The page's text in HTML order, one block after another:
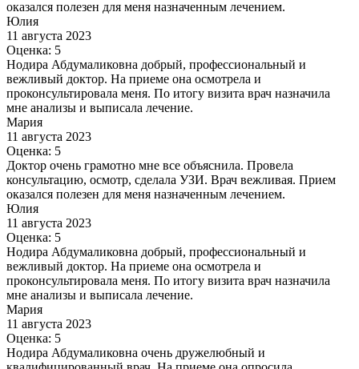
оказался полезен для меня назначенным лечением.
Юлия
11 августа 2023
Оценка: 5
Нодира Абдумаликовна добрый, профессиональный и
вежливый доктор. На приеме она осмотрела и
проконсультировала меня. По итогу визита врач назначила
мне анализы и выписала лечение.
Мария
11 августа 2023
Оценка: 5
Доктор очень грамотно мне все объяснила. Провела
консультацию, осмотр, сделала УЗИ. Врач вежливая. Прием
оказался полезен для меня назначенным лечением.
Юлия
11 августа 2023
Оценка: 5
Нодира Абдумаликовна добрый, профессиональный и
вежливый доктор. На приеме она осмотрела и
проконсультировала меня. По итогу визита врач назначила
мне анализы и выписала лечение.
Мария
11 августа 2023
Оценка: 5
Нодира Абдумаликовна очень дружелюбный и